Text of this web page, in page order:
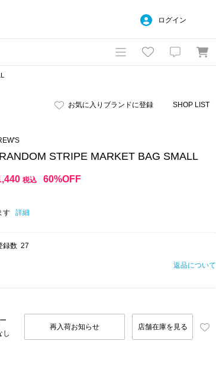
ログイン
お気に入りブランドに登録 SHOP LIST
STRIPE MARKET BAG SMALL
税込 60%OFF
す 詳細
録数 27
返品について
し
再入荷お知らせ 店舗在庫を見る